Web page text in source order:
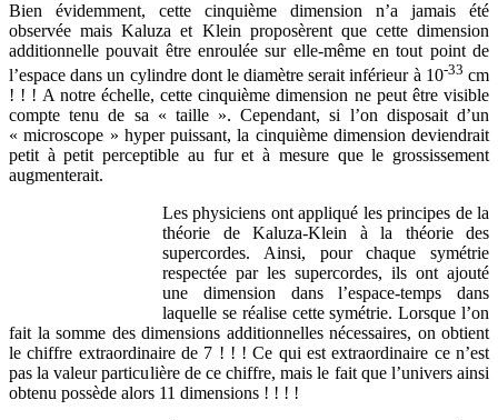
Bien évidemment, cette cinquième dimension n’a jamais été
observée mais Kaluza et Klein proposèrent que cette dimension
additionnelle pouvait être enroulée sur elle-même en tout point de
l’espace dans un cylindre dont le diamètre serait inférieur à 10-33 cm
! ! ! A notre échelle, cette cinquième dimension ne peut être visible
compte tenu de sa « taille ». Cependant, si l’on disposait d’un
« microscope » hyper puissant, la cinquième dimension deviendrait
petit à petit perceptible au fur et à mesure que le grossissement
augmenterait.
Les physiciens ont appliqué les principes de la
théorie de Kaluza-Klein à la théorie des
supercordes. Ainsi, pour chaque symétrie
respectée par les supercordes, ils ont ajouté
une dimension dans l’espace-temps dans
laquelle se réalise cette symétrie. Lorsque l’on
fait la somme des dimensions additionnelles nécessaires, on obtient
le chiffre extraordinaire de 7 ! ! ! Ce qui est extraordinaire ce n’est
pas la valeur particulière de ce chiffre, mais le fait que l’univers ainsi
obtenu possède alors 11 dimensions ! ! ! !